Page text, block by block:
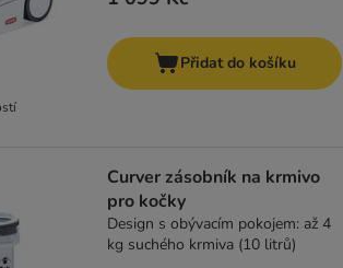
Přidat do košíku
Curver zásobník na krmivo
pro kočky
Design s obývacím pokojem: až 4
kg suchého krmiva (10 litrů)